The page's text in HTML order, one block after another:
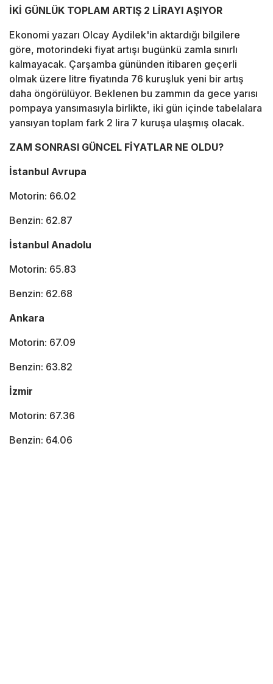
İKİ GÜNLÜK TOPLAM ARTIŞ 2 LİRAYI AŞIYOR
Ekonomi yazarı Olcay Aydilek'in aktardığı bilgilere
göre, motorindeki fiyat artışı bugünkü zamla sınırlı
kalmayacak. Çarşamba gününden itibaren geçerli
olmak üzere litre fiyatında 76 kuruşluk yeni bir artış
daha öngörülüyor. Beklenen bu zammın da gece yarısı
pompaya yansımasıyla birlikte, iki gün içinde tabelalara
yansıyan toplam fark 2 lira 7 kuruşa ulaşmış olacak.
ZAM SONRASI GÜNCEL FİYATLAR NE OLDU?
İstanbul Avrupa
Motorin: 66.02
Benzin: 62.87
İstanbul Anadolu
Motorin: 65.83
Benzin: 62.68
Ankara
Motorin: 67.09
Benzin: 63.82
İzmir
Motorin: 67.36
Benzin: 64.06